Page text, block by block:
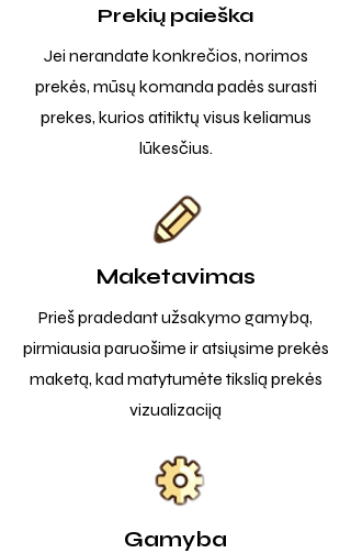
Prekių paieška
Jei nerandate konkrečios, norimos
prekės, mūsų komanda padės surasti
prekes, kurios atitiktų visus keliamus
lūkesčius.
Maketavimas
Prieš pradedant užsakymo gamybą,
pirmiausia paruošime ir atsiųsime prekės
maketą, kad matytumėte tikslią prekės
vizualizaciją
Gamyba